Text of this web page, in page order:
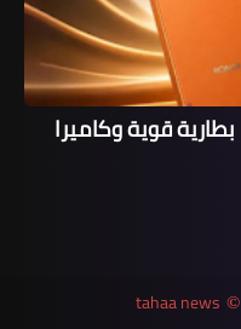
مواصفات وسعر honor 600 pro بطارية قوية وكاميرا
©
tahaa news